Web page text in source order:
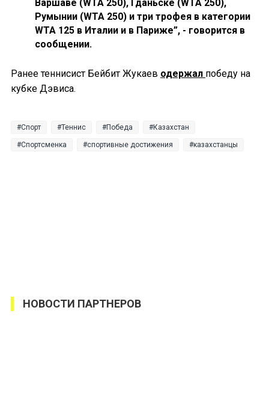
Варшаве (WTA 250), Гданьске (WTA 250),
Румынии (WTA 250) и три трофея в категории
WTA 125 в Италии и в Париже”, - говорится в
сообщении.
Ранее теннисист Бейбит Жукаев одержал победу на
кубке Дэвиса.
Спорт Теннис Победа Казахстан
Спортсменка спортивные достижения казахстанцы
НОВОСТИ ПАРТНЕРОВ